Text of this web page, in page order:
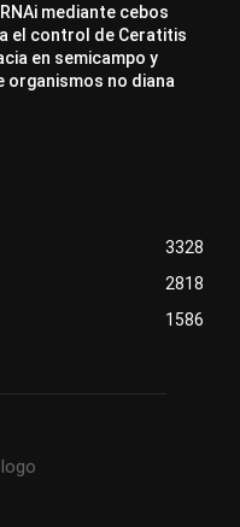
mediante cebos
el control de Ceratitis
en semicampo y
no diana
3328
2818
1586